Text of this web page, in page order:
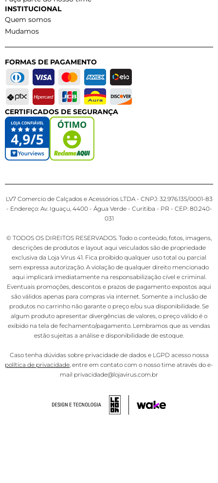
INSTITUCIONAL
Quem somos
Mudamos
FORMAS DE PAGAMENTO
CERTIFICADOS DE SEGURANÇA
LV7 Comercio de Calçados e Acessórios LTDA - CNPJ: 32.976.135/0001-83
- Endereço: Av. Iguaçu, 4400 - Água Verde - Curitiba - PR - CEP: 80.240-
031
© TODOS OS DIREITOS RESERVADOS. Todo o conteúdo, fotos, imagens,
descrições de produtos e layout aqui veiculados são de propriedade
exclusiva da Loja Virus 41. Fica proibido qualquer uso total ou parcial
sem expressa autorização. A violação de qualquer direito mencionado
aqui implicará imediatamente na responsabilização cível e criminal.
Eventuais promoções, descontos e prazos de pagamento expostos aqui
são válidos apenas para compras via internet. Somente a inclusão de
produtos no carrinho não garante o preço e/ou sua disponibilidade. Se
algum produto apresentar divergências de valores, o preço válido é o
exibido na tela de fechamento/pagamento. Lembramos que as vendas
estão sujeitas a análise e disponibilidade de estoque.
Caso tenha dúvidas sobre privacidade de dados e LGPD acesso nossa
política de privacidade, entre em contato com o nosso time através do e-
mail privacidade@lojavirus.com.br